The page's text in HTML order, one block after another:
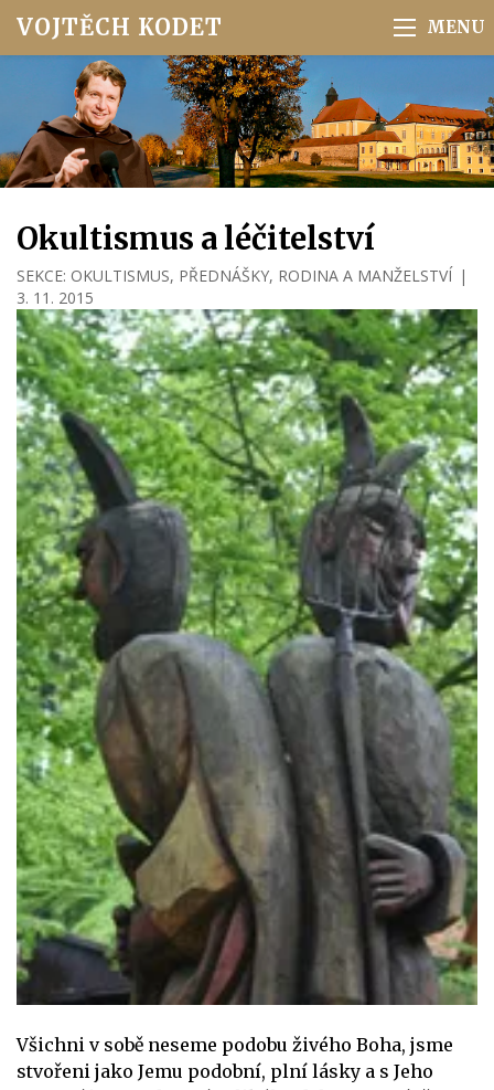
VOJTĚCH KODET
Okultismus a léčitelství
SEKCE: OKULTISMUS, PŘEDNÁŠKY, RODINA A MANŽELSTVÍ |
3. 11. 2015
Všichni v sobě neseme podobu živého Boha, jsme
stvořeni jako Jemu podobní, plní lásky a s Jeho